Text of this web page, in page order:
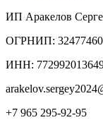
ИП Аракелов
ОГРНИП:
ИНН:
+7 965 295-92-95